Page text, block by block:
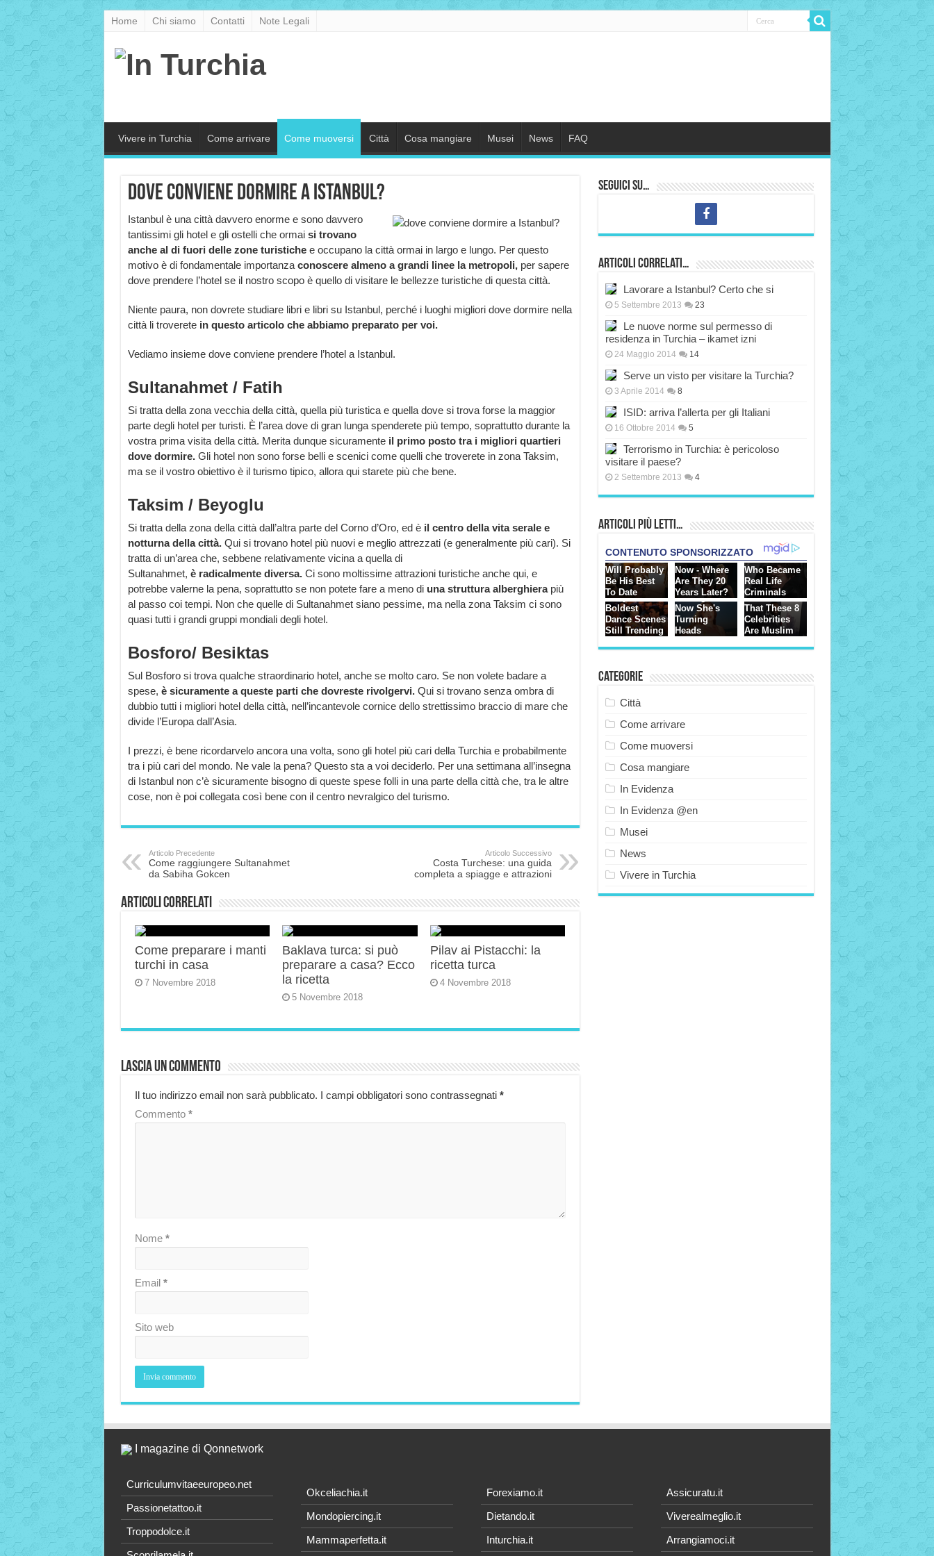
Home Chi siamo Contatti Note Legali
Vivere in Turchia Come arrivare Come muoversi Città Cosa mangiare Musei News FAQ
Dove conviene dormire a Istanbul?
Istanbul è una città davvero enorme e sono davvero
tantissimi gli hotel e gli ostelli che ormaisi trovano
anche al di fuori delle zone turistiche e occupano la città ormai in largo e lungo. Per questo
motivo è di fondamentale importanza conoscere almeno a grandi linee la metropoli,per sapere
dove prendere l’hotel se il nostro scopo è quello di visitare le bellezze turistiche di questa città.
Niente paura, non dovrete studiare libri e libri su Istanbul, perché i luoghi migliori dove dormire nella
città li troverete in questo articolo che abbiamo preparato per voi.
Vediamo insieme dove conviene prendere l’hotel a Istanbul.
Sultanahmet / Fatih
Si tratta della zona vecchia della città, quella più turistica e quella dove si trova forse la maggior
parte degli hotel per turisti. È l’area dove di gran lunga spenderete più tempo, soprattutto durante la
vostra prima visita della città. Merita dunque sicuramente il primo posto tra i migliori quartieri
dove dormire. Gli hotel non sono forse belli e scenici come quelli che troverete in zona Taksim,
ma se il vostro obiettivo è il turismo tipico, allora qui starete più che bene.
Taksim / Beyoglu
Si tratta della zona della città dall’altra parte del Corno d’Oro, ed è il centro della vita serale e
notturna della città. Qui si trovano hotel più nuovi e meglio attrezzati (e generalmente più cari). Si
tratta di un’area che, sebbene relativamente vicina a quella di
Sultanahmet, è radicalmente diversa. Ci sono moltissime attrazioni turistiche anche qui, e
potrebbe valerne la pena, soprattutto se non potete fare a meno diuna struttura alberghiera più
al passo coi tempi. Non che quelle di Sultanahmet siano pessime, ma nella zona Taksim ci sono
quasi tutti i grandi gruppi mondiali degli hotel.
Bosforo/ Besiktas
Sul Bosforo si trova qualche straordinario hotel, anche se molto caro. Se non volete badare a
spese, è sicuramente a queste parti che dovreste rivolgervi. Qui si trovano senza ombra di
dubbio tutti i migliori hotel della città, nell’incantevole cornice dello strettissimo braccio di mare che
divide l’Europa dall’Asia.
I prezzi, è bene ricordarvelo ancora una volta, sono gli hotel più cari della Turchia e probabilmente
tra i più cari del mondo. Ne vale la pena? Questo sta a voi deciderlo. Per una settimana all’insegna
di Istanbul non c’è sicuramente bisogno di queste spese folli in una parte della città che, tra le altre
cose, non è poi collegata così bene con il centro nevralgico del turismo.
Articolo Precedente
Come raggiungere Sultanahmet
da Sabiha Gokcen
Articolo Successivo
Costa Turchese: una guida
completa a spiagge e attrazioni
Articoli correlati
Come preparare i manti
turchi in casa
7 Novembre 2018
Baklava turca: si può
preparare a casa? Ecco
la ricetta
5 Novembre 2018
Pilav ai Pistacchi: la
ricetta turca
4 Novembre 2018
Lascia un commento
Il tuo indirizzo email non sarà pubblicato. I campi obbligatori sono contrassegnati *
Commento *
Nome *
Email *
Sito web
Seguici su…
Articoli correlati…
Lavorare a Istanbul? Certo che si
5 Settembre 2013 23
Le nuove norme sul permesso di
residenza in Turchia – ikamet izni
24 Maggio 2014 14
Serve un visto per visitare la Turchia?
3 Aprile 2014 8
ISID: arriva l’allerta per gli Italiani
16 Ottobre 2014 5
Terrorismo in Turchia: è pericoloso
visitare il paese?
2 Settembre 2013 4
Articoli più Letti…
Categorie
Città
Come arrivare
Come muoversi
Cosa mangiare
In Evidenza
In Evidenza @en
Musei
News
Vivere in Turchia
I magazine di Qonnetwork
Curriculumvitaeeuropeo.net
Passionetattoo.it
Troppodolce.it
Okceliachia.it
Mondopiercing.it
Mammaperfetta.it
Forexiamo.it
Dietando.it
Inturchia.it
Assicuratu.it
Viverealmeglio.it
Arrangiamoci.it